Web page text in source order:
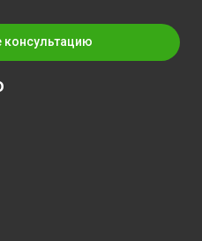
консультацию